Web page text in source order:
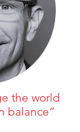
the world
balance”